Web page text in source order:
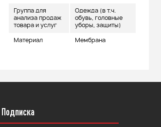
Группа для
анализа продаж
товара и услуг
Одежда (в т.ч.
обувь, головные
уборы, защиты)
Материал Мембрана
Подписка